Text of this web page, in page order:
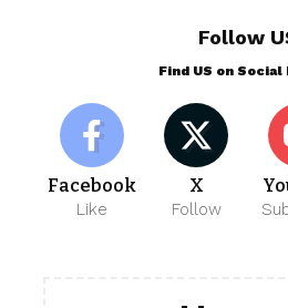
Follow
Find US on Social
Facebook
Like
X
Follow